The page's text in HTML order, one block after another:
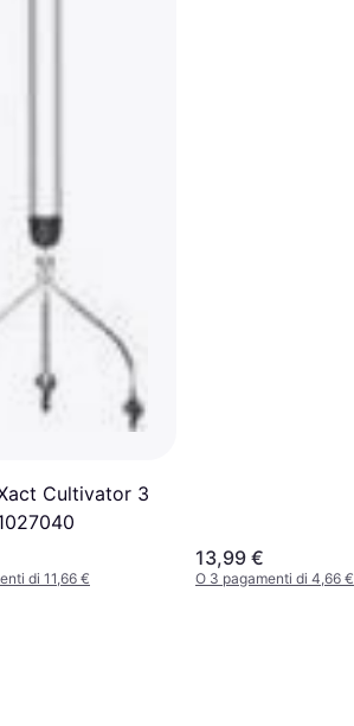
Cultivator 3
di 11,66 €
13,99 €
O 3 pagamenti di 4,66 €